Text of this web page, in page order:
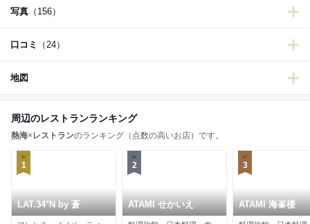
写真 （156）
口コミ （24）
地図
周辺のレストランランキング
熱海× レストランのランキング（点数の高いお店）です。
1
LAT.34°N by 蒼
2
ATAMI せかいえ
3
ATAMI 海峯楼